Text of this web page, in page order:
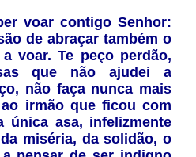
voar contigo Senhor:
de abraçar também o
voar. Te peço perdão,
que não ajudei a
não faça nunca mais
irmão que ficou com
única asa, infelizmente
miséria, da solidão, o